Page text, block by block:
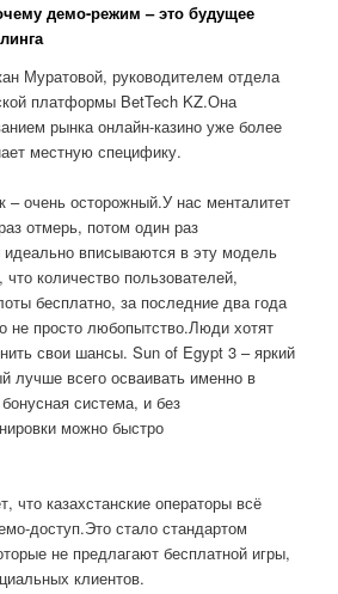
демо-режим – это будущее
Муратовой, руководителем отдела
платформы BetTech KZ.Она
рынка онлайн-казино уже более
местную специфику.
– очень осторожный.У нас менталитет
отмерь, потом один раз
вписываются в эту модель
количество пользователей,
бесплатно, за последние два года
не просто любопытство.Люди хотят
свои шансы. Sun of Egypt 3 – яркий
лучше всего осваивать именно в
система, и без
можно быстро
что казахстанские операторы всё
доступ.Это стало стандартом
не предлагают бесплатной игры,
клиентов.